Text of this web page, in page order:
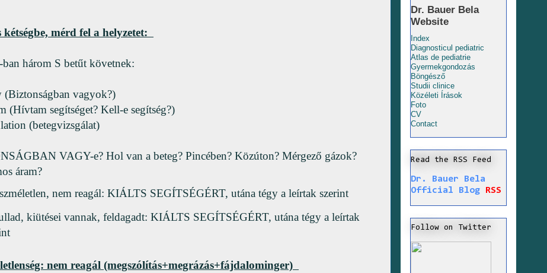
kétségbe, mérd fel a helyzetet:
három S betűt követnek:
(Biztonságban vagyok?)
(Hívtam segítséget? Kell-e segítség?)
(betegvizsgálat)
VAGY-e? Hol van a beteg? Pincében? Közúton? Mérgező gázok?
áram?
nem reagál: KIÁLTS SEGÍTSÉGÉRT, utána tégy a leírtak szerint
kiütései vannak, feldagadt: KIÁLTS SEGÍTSÉGÉRT, utána tégy a leírtak
nem reagál (megszólítás+megrázás+fájdalominger)
Dr. Bauer Bela
Website
Index
Diagnosticul pediatric
Atlas de pediatrie
Gyermekgondozás
Böngésző
Studii clinice
Közéleti Írások
Foto
CV
Contact
Read the RSS Feed
Dr. Bauer Bela
Official Blog
RSS
Follow on Twitter